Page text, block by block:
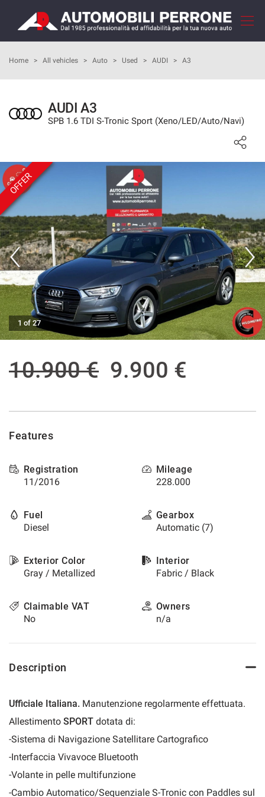
HOME
HOW TO BUY
FEEDBACKS
VEHICLES LIST
SELL YOUR CAR
AFTER SALES ASSISTANCE
CONTACTS
Home > All vehicles > Auto > Used > AUDI > A3
AUDI A3
SPB 1.6 TDI S-Tronic Sport (Xeno/LED/Auto/Navi)
OFFER
1 of 27
10.900 € 9.900 €
Features
Registration
11/2016
Mileage
228.000
Fuel
Diesel
Gearbox
Automatic (7)
Exterior Color
Gray / Metallized
Interior
Fabric / Black
Claimable VAT
No
Owners
n/a
Description
Ufficiale Italiana. Manutenzione regolarmente effettuata.
Allestimento SPORT dotata di:
-Sistema di Navigazione Satellitare Cartografico
-Interfaccia Vivavoce Bluetooth
-Volante in pelle multifunzione
-Cambio Automatico/Sequenziale S-Tronic con Paddles sul
Your
consent
preferences
following
you
consent
preferences
to
the
technologies
we
adopt
to
offer
the
functionalities
and
carry
out
the
described
below.
further
on
and
functioning
tracking
tools,
refer
to
the
policy.
You
can
change
your
any
time.